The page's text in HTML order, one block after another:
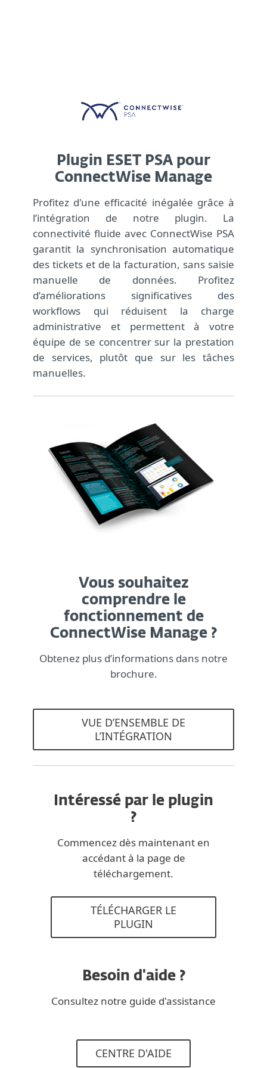
Plugin ESET PSA pour
ConnectWise Manage
Profitez d'une efficacité inégalée grâce à
l’intégration de notre plugin. La
connectivité fluide avec ConnectWise PSA
garantit la synchronisation automatique
des tickets et de la facturation, sans saisie
manuelle de données. Profitez
d’améliorations significatives des
workflows qui réduisent la charge
administrative et permettent à votre
équipe de se concentrer sur la prestation
de services, plutôt que sur les tâches
manuelles.
Vous souhaitez
comprendre le
fonctionnement de
ConnectWise Manage ?
Obtenez plus d’informations dans notre
brochure.
VUE D’ENSEMBLE DE
L’INTÉGRATION
Intéressé par le plugin
?
Commencez dès maintenant en
accédant à la page de
téléchargement.
TÉLÉCHARGER LE
PLUGIN
Besoin d'aide ?
Consultez notre guide d'assistance
CENTRE D'AIDE